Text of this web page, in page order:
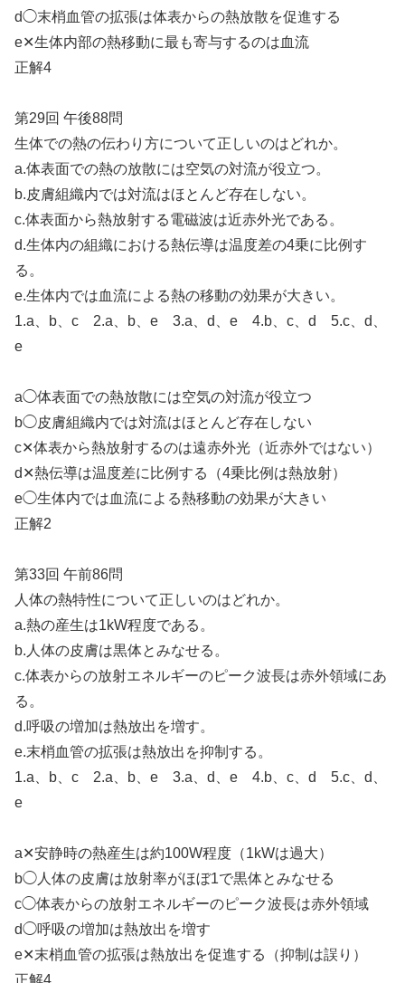
d◯末梢血管の拡張は体表からの熱放散を促進する
e✕生体内部の熱移動に最も寄与するのは血流
正解4
第29回 午後88問
生体での熱の伝わり方について正しいのはどれか。
a.体表面での熱の放散には空気の対流が役立つ。
b.皮膚組織内では対流はほとんど存在しない。
c.体表面から熱放射する電磁波は近赤外光である。
d.生体内の組織における熱伝導は温度差の4乗に比例す
る。
e.生体内では血流による熱の移動の効果が大きい。
1.a、b、c 2.a、b、e 3.a、d、e 4.b、c、d 5.c、d、
e
a◯体表面での熱放散には空気の対流が役立つ
b◯皮膚組織内では対流はほとんど存在しない
c✕体表から熱放射するのは遠赤外光（近赤外ではない）
d✕熱伝導は温度差に比例する（4乗比例は熱放射）
e◯生体内では血流による熱移動の効果が大きい
正解2
第33回 午前86問
人体の熱特性について正しいのはどれか。
a.熱の産生は1kW程度である。
b.人体の皮膚は黒体とみなせる。
c.体表からの放射エネルギーのピーク波長は赤外領域にあ
る。
d.呼吸の増加は熱放出を増す。
e.末梢血管の拡張は熱放出を抑制する。
1.a、b、c 2.a、b、e 3.a、d、e 4.b、c、d 5.c、d、
e
a✕安静時の熱産生は約100W程度（1kWは過大）
b◯人体の皮膚は放射率がほぼ1で黒体とみなせる
c◯体表からの放射エネルギーのピーク波長は赤外領域
d◯呼吸の増加は熱放出を増す
e✕末梢血管の拡張は熱放出を促進する（抑制は誤り）
正解4